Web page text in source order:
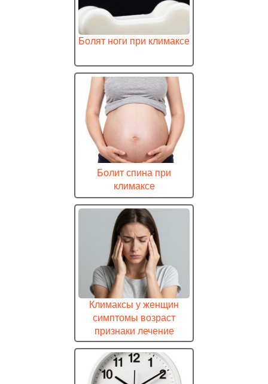
Болят ноги при климаксе
Болит спина при
климаксе
Климаксы у женщин
симптомы возраст
признаки лечение